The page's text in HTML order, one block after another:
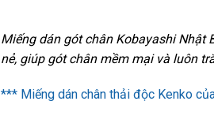
Miếng dán gót chân Kobayashi Nhật
nẻ, giúp gót chân mềm mại và luôn
*** Miếng dán chân thải độc Kenko